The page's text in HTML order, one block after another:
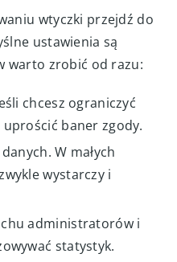
wtyczki przejdź do
ustawienia są
warto zrobić od razu:
chcesz ograniczyć
baner zgody.
W małych
wystarczy i
administratorów i
statystyk.